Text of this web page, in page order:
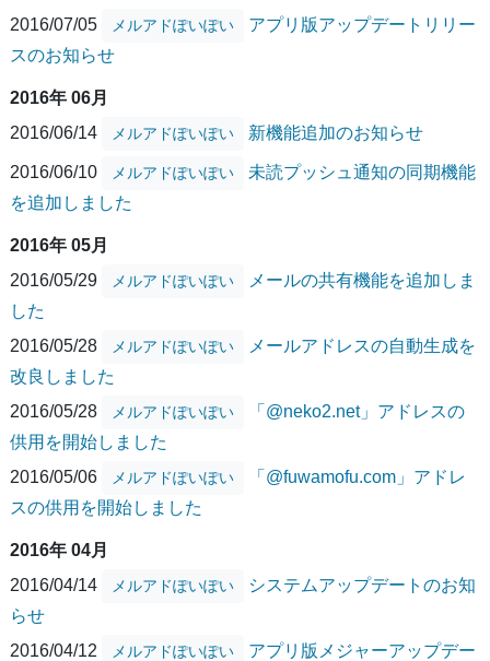
2016/07/05
メルアドぽいぽい
アプリ版アップデートリリー
スのお知らせ
2016年 06月
2016/06/14
メルアドぽいぽい 新機能追加のお知らせ
2016/06/10 メルアドぽいぽい
未読プッシュ通知の同期機能
を追加しました
2016年 05月
2016/05/29
メルアドぽいぽい
メールの共有機能を追加しま
した
2016/05/28
メルアドぽいぽい
メールアドレスの自動生成を
改良しました
2016/05/28
メルアドぽいぽい
「@neko2.net」アドレスの
供用を開始しました
2016/05/06
メルアドぽいぽい
「@fuwamofu.com」アドレ
スの供用を開始しました
2016年 04月
2016/04/14
メルアドぽいぽい
システムアップデートのお知
らせ
2016/04/12
メルアドぽいぽい
アプリ版メジャーアップデー